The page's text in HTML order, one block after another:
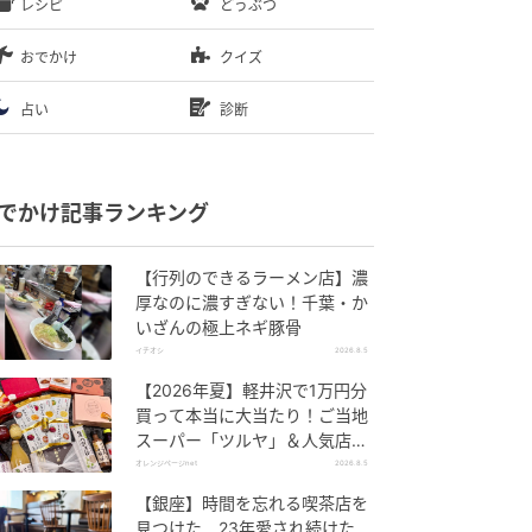
レシピ どうぶつ
おでかけ クイズ
占い 診断
かけ記事ランキング
【行列のできるラーメン店】濃
厚なのに濃すぎない！千葉・か
いざんの極上ネギ豚骨
イチオシ 2026.8.5
【2026年夏】軽井沢で1万円分
買って本当に大当たり！ご当地
スーパー「ツルヤ」＆人気店の
お土産ベスト5【夏のお出か
オレンジページnet 2026.8.5
【銀座】時間を忘れる喫茶店を
見つけた 23年愛され続けた